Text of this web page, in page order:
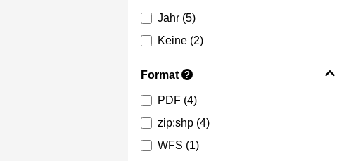
Jahr (5)
Keine (2)
Format ?
PDF (4)
zip:shp (4)
WFS (1)